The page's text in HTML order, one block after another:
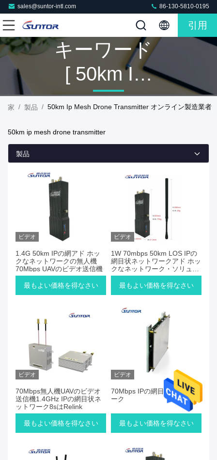
sales@suntor-intl.com 86-130-5810-0195
引用
キーワード
[ 50km Ip
Mesh Drone
マッチ 10
製品
家 / 製品 / 50km Ip Mesh Drone Transmitter オンライン製造業者
50km ip mesh drone transmitter
製品
ビデオ
1.4G 50km IPの網アド ホッ
クなネットワークの無人機
70Mbps UAVのビデオ送信機
最もよい価格を得なさい
ビデオ
1W 70mbps 50km LOS IPの
網目状ネットワークアド ホッ
クなネットワーク・ソリュー
ションズ
最もよい価格を得なさい
ビデオ
70Mbps無人機UAVのビデオ
送信機1.4GHz IPの網目状ネ
ットワーク8sはRelink
最もよい価格を得なさい
ビデオ
70Mbps IPの網目状ネットワ
ーク
最もよい価格を得なさい